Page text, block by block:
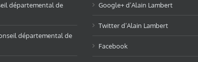
départemental de
départemental de
Google+ d’Alain Lambert
Twitter d’Alain Lambert
Facebook